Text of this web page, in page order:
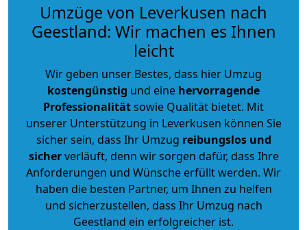
Umzüge von Leverkusen nach
Geestland: Wir machen es Ihnen
leicht
Wir geben unser Bestes, dass hier Umzug
kostengünstig und eine hervorragende
Professionalitätsowie Qualität bietet. Mit
unserer Unterstützung in Leverkusen können Sie
sicher sein, dass Ihr Umzug reibungslos und
sicherverläuft, denn wir sorgen dafür, dass Ihre
Anforderungen und Wünsche erfüllt werden. Wir
haben die besten Partner, um Ihnen zu helfen
und sicherzustellen, dass Ihr Umzug nach
Geestland ein erfolgreicher ist.